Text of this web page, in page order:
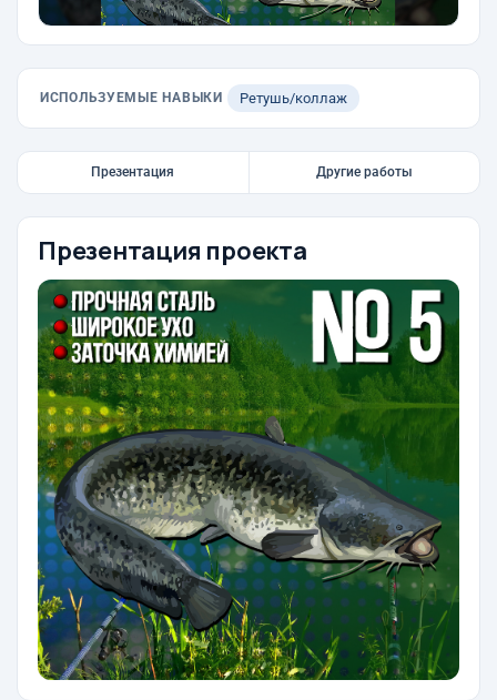
ИСПОЛЬЗУЕМЫЕ НАВЫКИ Ретушь/коллаж
Презентация Другие работы
Презентация проекта